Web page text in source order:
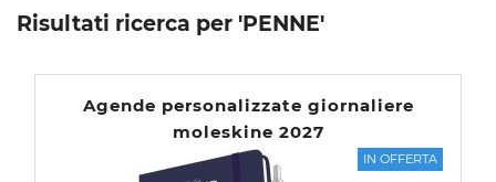
CALENDARI PERSONALIZZATI 2027
SHOPPER PERSONALIZZATE CON LOGO
Risultati ricerca per 'PENNE'
Agende personalizzate giornaliere
moleskine 2027
IN OFFERTA